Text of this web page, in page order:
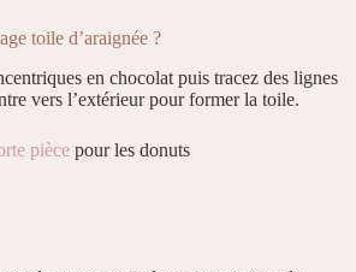
toile d’araignée ?
en chocolat puis tracez des lignes
vers l’extérieur pour former la toile.
pièce pour les donuts